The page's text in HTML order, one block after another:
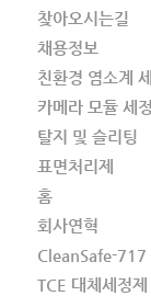
찾아오시는길
채용정보
친환경 염소계
카메라 모듈 세정
탈지 및 슬리팅
표면처리제
홈
회사연혁
CleanSafe-717
TCE 대체세정제